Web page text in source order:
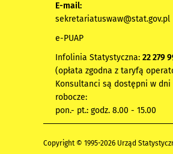
E-mail:
sekretariatuswaw@stat.gov.pl
e-PUAP
Infolinia Statystyczna: 22 279
(opłata zgodna z taryfą
Konsultanci są dostępni w dni
robocze:
pon.- pt.: godz. 8.00 - 15.00
Copyright © 1995-2026 Urząd